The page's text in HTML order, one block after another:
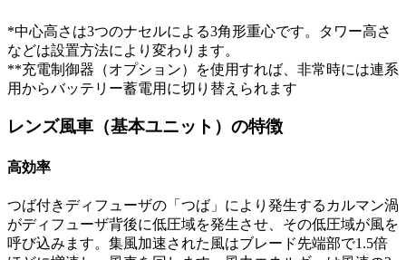
*中心高さは3つのナセルによる3角形重心です。タワー高さ
などは設置方法により変わります。
**充電制御器（オプション）を使用すれば、非常時には連系
用からバッテリー蓄電用に切り替えられます
レンズ風車（基本ユニット）の特徴
高効率
つば付きディフューザの「つば」により発生するカルマン渦
がディフューザ背後に低圧域を発生させ、その低圧域が風を
呼び込みます。集風加速された風はブレード先端部で1.5倍